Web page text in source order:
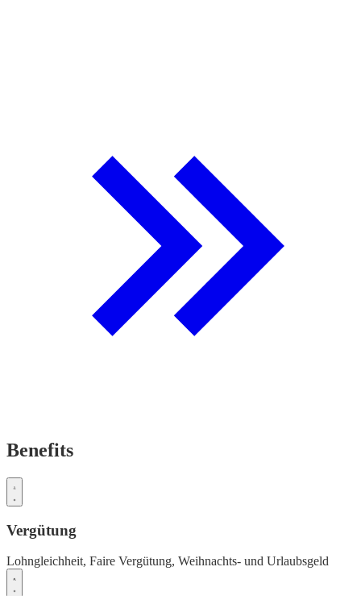
Benefits
Vergütung
Lohngleichheit, Faire Vergütung, Weihnachts- und Urlaubsgeld